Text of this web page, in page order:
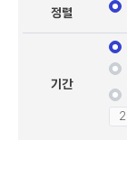
정렬
기간